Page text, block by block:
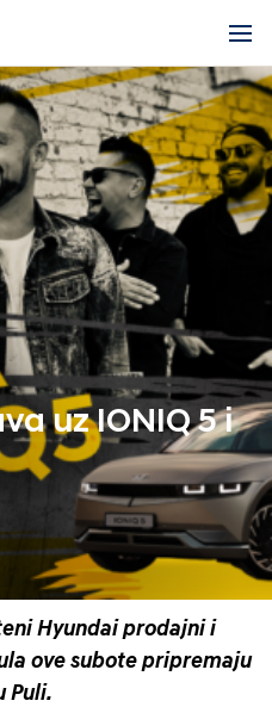
uz IONIQ 5 i
Hyundai prodajni i
ove subote pripremaju
Puli.